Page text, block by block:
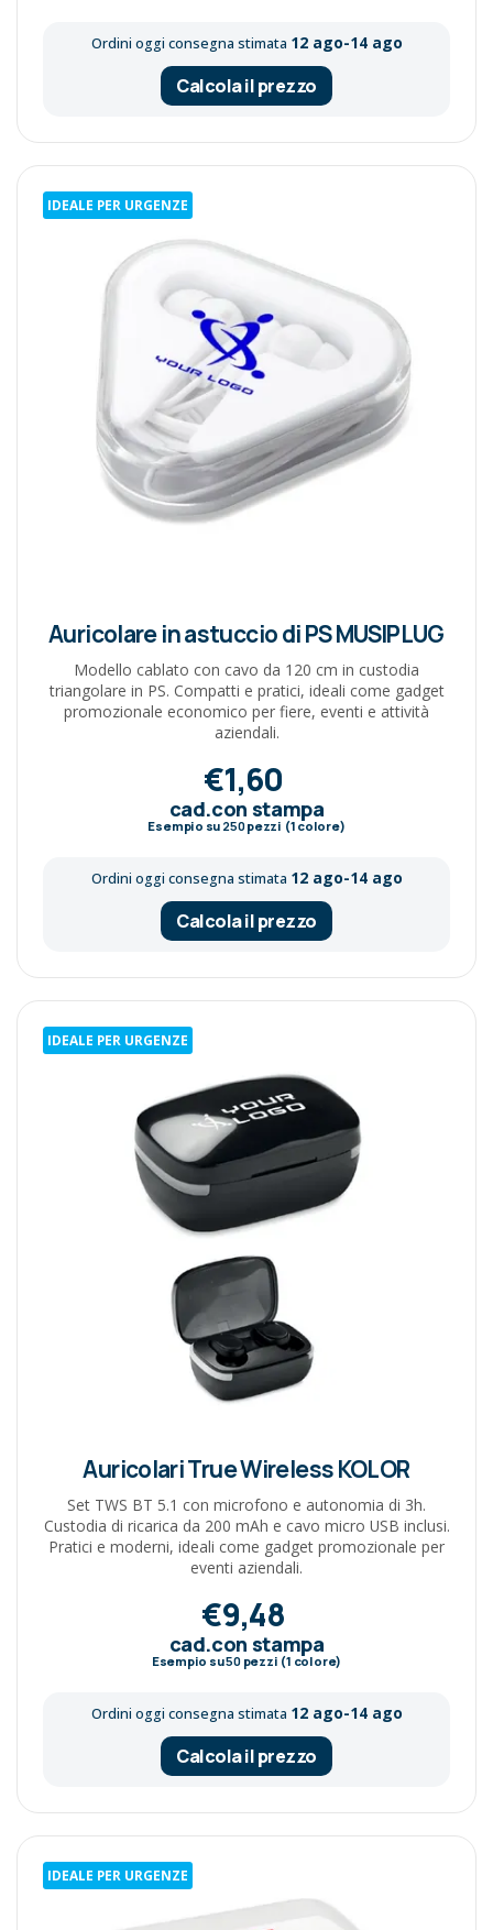
Ordini oggi consegna stimata 12 ago-14 ago
Calcola il prezzo
IDEALE PER URGENZE
Auricolare in astuccio di PS MUSIPLUG
Modello cablato con cavo da 120 cm in custodia
triangolare in PS. Compatti e pratici, ideali come gadget
promozionale economico per fiere, eventi e attività
aziendali.
€1,60
cad.con stampa
Esempio su 250pezzi (1 colore)
Ordini oggi consegna stimata 12 ago-14 ago
Calcola il prezzo
IDEALE PER URGENZE
Auricolari True Wireless KOLOR
Set TWS BT 5.1 con microfono e autonomia di 3h.
Custodia di ricarica da 200 mAh e cavo micro USB inclusi.
Pratici e moderni, ideali come gadget promozionale per
eventi aziendali.
€9,48
cad.con stampa
Esempio su50pezzi (1 colore)
Ordini oggi consegna stimata 12 ago-14 ago
Calcola il prezzo
IDEALE PER URGENZE